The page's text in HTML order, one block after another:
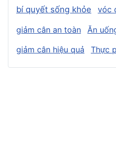
bí quyết sống khỏe vóc
giảm cân an toàn
Ăn
giảm cân hiệu quả
Thực